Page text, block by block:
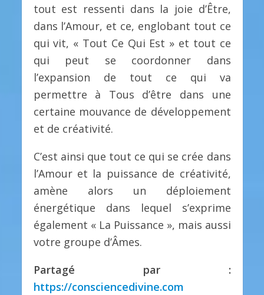
tout est ressenti dans la joie d’Être,
dans l’Amour, et ce, englobant tout ce
qui vit, « Tout Ce Qui Est » et tout ce
qui peut se coordonner dans
l’expansion de tout ce qui va
permettre à Tous d’être dans une
certaine mouvance de développement
et de créativité.
C’est ainsi que tout ce qui se crée dans
l’Amour et la puissance de créativité,
amène alors un déploiement
énergétique dans lequel s’exprime
également « La Puissance », mais aussi
votre groupe d’Âmes.
Partagé par :
https://consciencedivine.com